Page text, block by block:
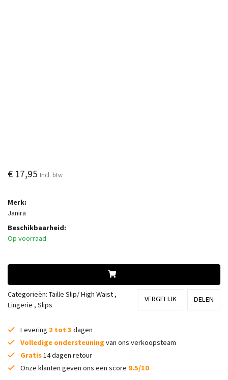
€ 17,95 Incl. btw
Merk:
Janira
Beschikbaarheid:
Op voorraad
Categorieën: Taille Slip/ High Waist ,
Lingerie , Slips
VERGELIJK DELEN
Levering 2 tot 3 dagen
Volledige ondersteuning van ons verkoopsteam
Gratis 14 dagen retour
Onze klanten geven ons een score 9.5/10